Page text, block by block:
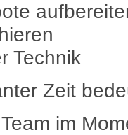
Technik
Zeit
im